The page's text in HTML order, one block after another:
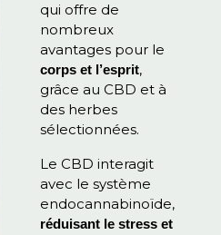
qui offre de
nombreux
avantages pour le
corps et l’esprit,
grâce au CBD et à
des herbes
sélectionnées.
Le CBD interagit
avec le système
endocannabinoïde,
réduisant le stress et